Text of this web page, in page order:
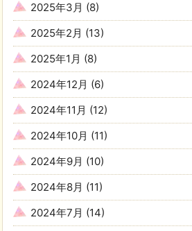
2025年3月 (8)
2025年2月 (13)
2025年1月 (8)
2024年12月 (6)
2024年11月 (12)
2024年10月 (11)
2024年9月 (10)
2024年8月 (11)
2024年7月 (14)